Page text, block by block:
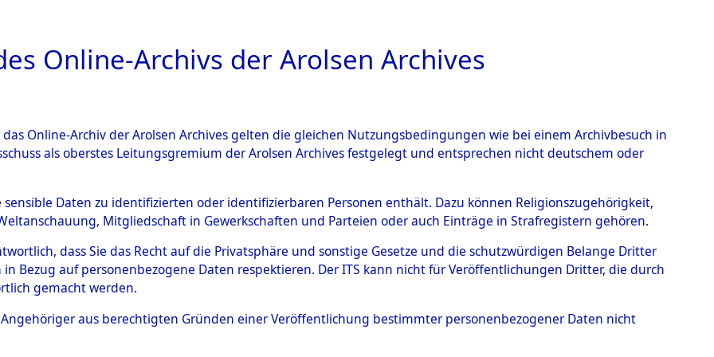
ARCHIVALE ÜBERSICHT BILD
Ablaufs und der Routen von
die Feststellung der Anzahl unbekannter
und der Ort ihrer Grablegungen:
→0003 (84629390)→0145 (84629535)
Online-Archivs der Arolsen Archives
Online-Archiv der Arolsen Archives gelten die gleichen Nutzungsbedingungen wie bei einem Archivbesuch in
als oberstes Leitungsgremium der Arolsen Archives festgelegt und entsprechen nicht deutschem oder
Daten zu identifizierten oder identifizierbaren Personen enthält. Dazu können Religionszugehörigkeit,
Mitgliedschaft in Gewerkschaften und Parteien oder auch Einträge in Strafregistern gehören.
dass Sie das Recht auf die Privatsphäre und sonstige Gesetze und die schutzwürdigen Belange Dritter
Bezug auf personenbezogene Daten respektieren. Der ITS kann nicht für Veröffentlichungen Dritter, die durch
gemacht werden.
aus berechtigten Gründen einer Veröffentlichung bestimmter personenbezogener Daten nicht